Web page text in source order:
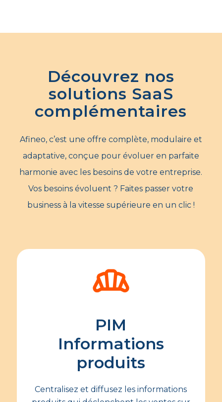
Découvrez nos
solutions SaaS
complémentaires
Afineo, c’est une offre complète, modulaire et
adaptative, conçue pour évoluer en parfaite
harmonie avec les besoins de votre entreprise.
Vos besoins évoluent ? Faites passer votre
business à la vitesse supérieure en un clic !
PIM
Informations
produits
Centralisez et diffusez les informations